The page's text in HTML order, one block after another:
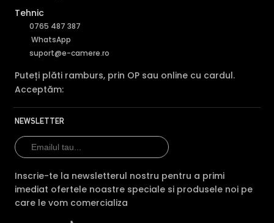
Tehnic
0765 487 387
WhatsApp
suport@e-camere.ro
Puteți plăti ramburs, prin OP sau online cu cardul.
Acceptăm:
NEWSLETTER
Inscrie-te la newsletterul nostru pentru a primi
imediat ofertele noastre speciale si produsele noi pe
care le vom comercializa